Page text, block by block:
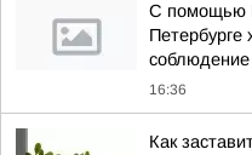
С помощью
Петербурге
соблюдение
16:36
Как